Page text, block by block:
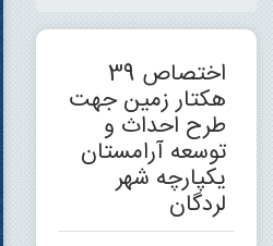
اختصاص 39
هکتار زمین جهت
طرح احداث و
توسعه آرامستان
یکپارچه شهر
لردگان